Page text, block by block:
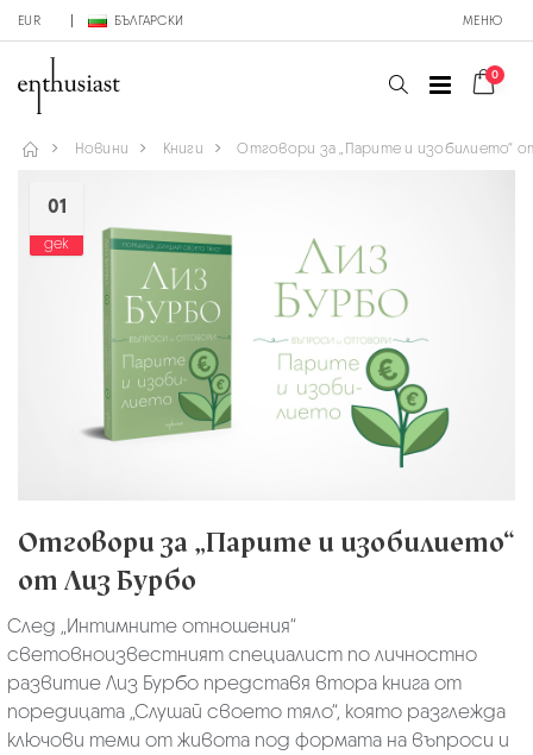
EUR БЪЛГАРСКИ МЕНЮ
0
Новини Книги Отговори за „Парите и изобилието“
01
дек
Отговори за „Парите и изобилието“
от Лиз Бурбо
След „Интимните отношения“
световноизвестният специалист по личностно
развитие Лиз Бурбо представя втора книга от
поредицата „Слушай своето тяло“, която разглежда
ключови теми от живота под формата на въпроси и